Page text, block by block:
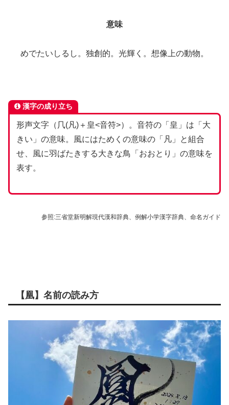
意味
めでたいしるし。独創的。光輝く。想像上の動物。
漢字の成り立ち
形声文字（⺇(凡)＋皇<音符>）。音符の「皇」は「大
きい」の意味。風にはためくの意味の「凡」と組合
せ、風に羽ばたきする大きな鳥「おおとり」の意味を
表す。
参照:三省堂新明解現代漢和辞典、例解小学漢字辞典、命名ガイド
【凰】名前の読み方